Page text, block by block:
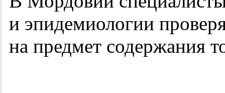
и эпидемиологии
на предмет содержания